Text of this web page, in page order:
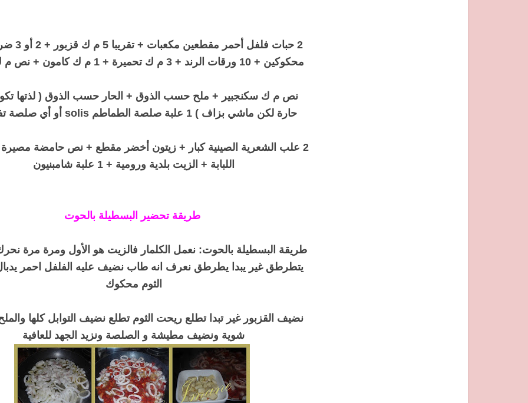
2 حبات فلفل
محكوكين + 10 ورقات الرند + 3 م ك تحميرة + 1 م ك كامون + نص م ك إبزار
نص م ك سكنجبير + ملح حسب الذوق + الحار حسب الذوق ( لذتها
حارة لكن ماشي بزاف ) 1 علبة صلصة الطماطم solis أو أي صلصة تفضلوها
2 علب الشعرية الصينية كبار + زيتون أخضر مقطع + نص حامضة مصيرة
اللبابة + الزيت بلدية ورومية + 1 علبة شامبنيون
طريقة تحضير البسطيلة بالحوت
طريقة البسطيلة بالحوت: نعمل الكلمار فالزيت هو الأول ومرة مرة
يتطرطق غير يبدا يطرطق نعرف انه طاب نضيف عليه الفلفل احمر
الثوم محكوك
نضيف القزبور غير تبدا تطلع ريحت الثوم تطلع نضيف التوابل كلها
شوية ونضيف مطيشة و الصلصة ونزيد الجهد للعافية